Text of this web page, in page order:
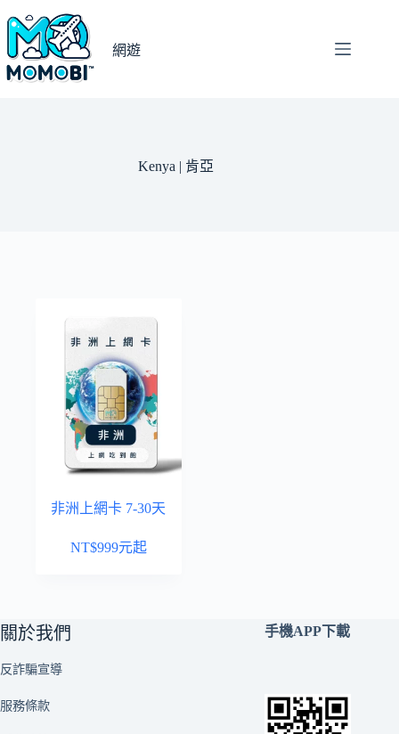
主
要
網遊
Kenya | 肯亞
非洲上網卡 7-30天
NT$999元起
關於我們
反詐騙宣導
服務條款
手機APP下載